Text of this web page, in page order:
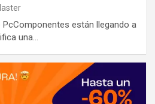
PcComponentes están llegando a
una…